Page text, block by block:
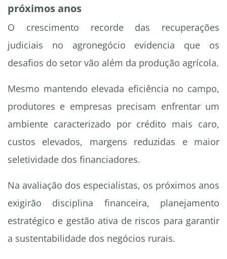
próximos anos
O crescimento recorde das recuperações
judiciais no agronegócio evidencia que os
desafios do setor vão além da produção agrícola.
Mesmo mantendo elevada eficiência no campo,
produtores e empresas precisam enfrentar um
ambiente caracterizado por crédito mais caro,
custos elevados, margens reduzidas e maior
seletividade dos financiadores.
Na avaliação dos especialistas, os próximos anos
exigirão disciplina financeira, planejamento
estratégico e gestão ativa de riscos para garantir
a sustentabilidade dos negócios rurais.